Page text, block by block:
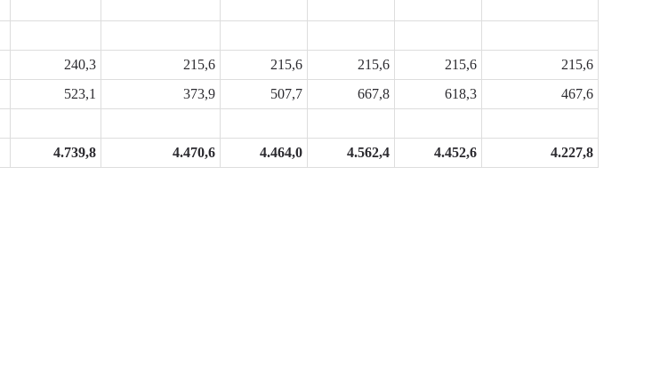
240,3 215,6 215,6 215,6 215,6
215,6
523,1 373,9 507,7 667,8 618,3 467,6
4.739,8 4.470,6 4.464,0 4.562,4 4.452,6 4.227,8